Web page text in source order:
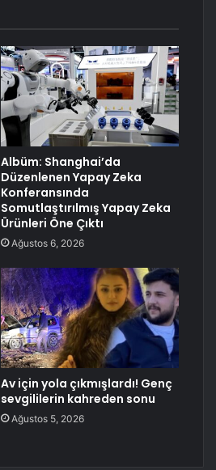
Albüm: Shanghai’da
Düzenlenen Yapay Zeka
Konferansında
Somutlaştırılmış Yapay Zeka
Ürünleri Öne Çıktı
Ağustos 6, 2026
Av için yola çıkmışlardı! Genç
sevgililerin kahreden sonu
Ağustos 5, 2026